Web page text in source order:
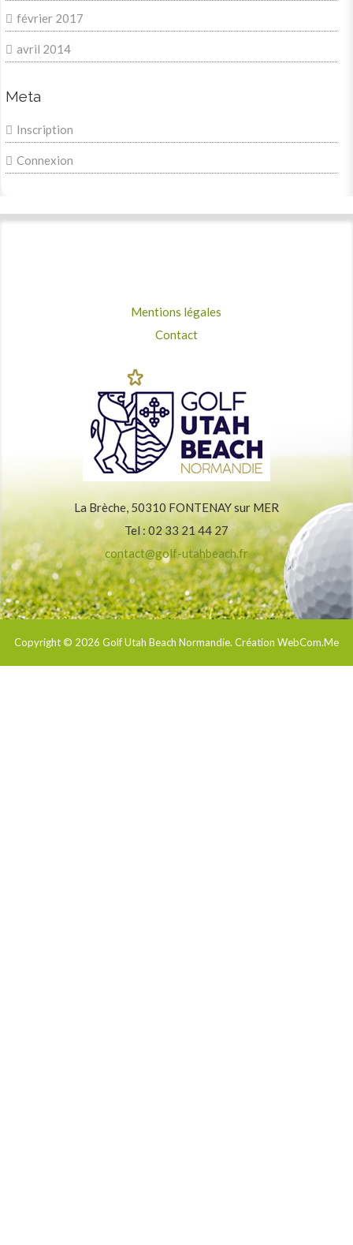
février 2017
avril 2014
Meta
Inscription
Connexion
Mentions légales
Contact
La Brèche, 50310 FONTENAY sur MER
Tel : 02 33 21 44 27
contact@golf-utahbeach.fr
Copyright © 2026 Golf Utah Beach Normandie. Création WebCom.Me